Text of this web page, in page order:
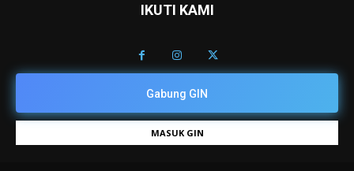
IKUTI KAMI
Gabung GIN
MASUK GIN